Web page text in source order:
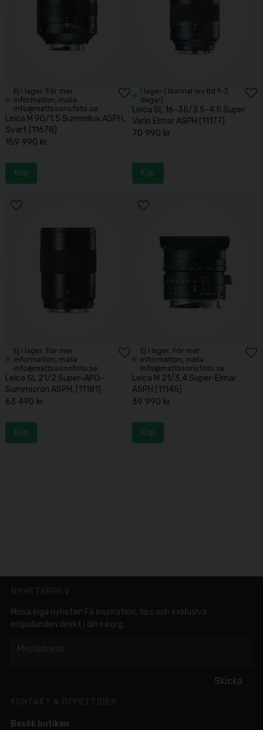
Ej i lager. För mer
information, maila
info@mattssonsfoto.se
Leica M 90/1,5 Summilux ASPH.
Svart (11678)
159 990 kr
Köp
I lager ( Normal lev.tid 1-3
dagar)
Leica SL 16-35/3.5-4.5 Super
Vario Elmar ASPH (11177)
70 990 kr
Köp
Ej i lager. För mer
information, maila
info@mattssonsfoto.se
Leica SL 21/2 Super-APO-
Summicron ASPH. (11181)
63 490 kr
Köp
Ej i lager. För mer
information, maila
info@mattssonsfoto.se
Leica M 21/3,4 Super-Elmar
ASPH (11145)
39 990 kr
Köp
Skicka
Missa inga nyheter! Få inspiration, tips och exklusiva
erbjudanden direkt i din inkorg.
Besök butiken